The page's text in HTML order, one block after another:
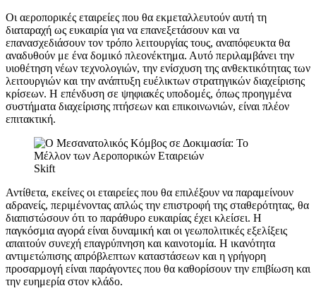
Οι αεροπορικές εταιρείες που θα εκμεταλλευτούν αυτή τη
διαταραχή ως ευκαιρία για να επανεξετάσουν και να
επανασχεδιάσουν τον τρόπο λειτουργίας τους, αναπόφευκτα θα
αναδυθούν με ένα δομικό πλεονέκτημα. Αυτό περιλαμβάνει την
υιοθέτηση νέων τεχνολογιών, την ενίσχυση της ανθεκτικότητας των
λειτουργιών και την ανάπτυξη ευέλικτων στρατηγικών διαχείρισης
κρίσεων. Η επένδυση σε ψηφιακές υποδομές, όπως προηγμένα
συστήματα διαχείρισης πτήσεων και επικοινωνιών, είναι πλέον
επιτακτική.
Skift
Αντίθετα, εκείνες οι εταιρείες που θα επιλέξουν να παραμείνουν
αδρανείς, περιμένοντας απλώς την επιστροφή της σταθερότητας, θα
διαπιστώσουν ότι το παράθυρο ευκαιρίας έχει κλείσει. Η
παγκόσμια αγορά είναι δυναμική και οι γεωπολιτικές εξελίξεις
απαιτούν συνεχή επαγρύπνηση και καινοτομία. Η ικανότητα
αντιμετώπισης απρόβλεπτων καταστάσεων και η γρήγορη
προσαρμογή είναι παράγοντες που θα καθορίσουν την επιβίωση και
την ευημερία στον κλάδο.